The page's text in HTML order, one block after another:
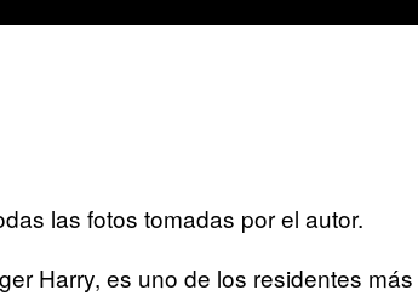
las fotos tomadas por el autor.
Harry, es uno de los residentes más